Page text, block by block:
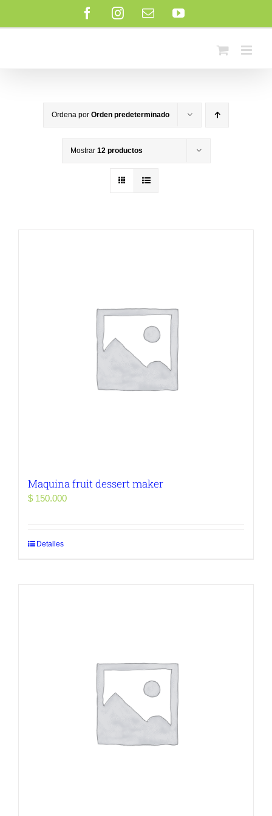
FacebookInstagram
Correo
electrónico
YouTube
Ordena por Orden predeterminado
Mostrar 12 productos
Maquina fruit dessert maker
$ 150.000
Detalles